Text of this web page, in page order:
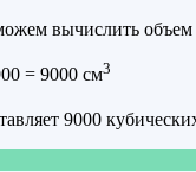
вычислить объем
= 9000 см3
9000